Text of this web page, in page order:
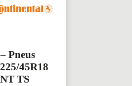
Pneus
45R18
TS